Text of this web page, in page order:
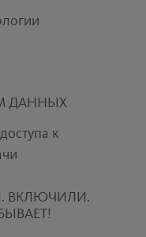
ДАННЫХ
к
ВКЛЮЧИЛИ.